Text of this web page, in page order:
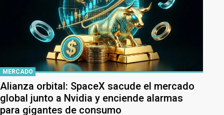
MERCADO
Alianza orbital: SpaceX sacude el mercado
global junto a Nvidia y enciende alarmas
para gigantes de consumo